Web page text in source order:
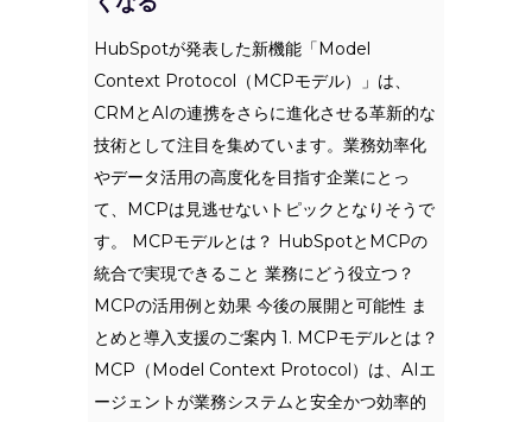
HubSpotが発表した新機能「Model
Context Protocol（MCPモデル）」は、
CRMとAIの連携をさらに進化させる革新的な
技術として注目を集めています。業務効率化
やデータ活用の高度化を目指す企業にとっ
て、MCPは見逃せないトピックとなりそうで
す。 MCPモデルとは？ HubSpotとMCPの
統合で実現できること 業務にどう役立つ？
MCPの活用例と効果 今後の展開と可能性 ま
とめと導入支援のご案内 1. MCPモデルとは？
MCP（Model Context Protocol）は、AIエ
ージェントが業務システムと安全かつ効率的